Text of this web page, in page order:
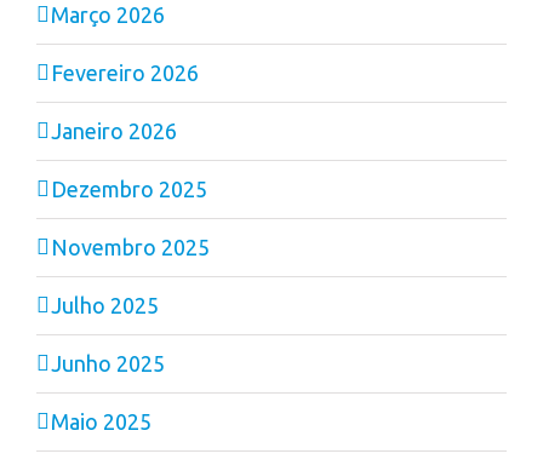
Março 2026
Fevereiro 2026
Janeiro 2026
Dezembro 2025
Novembro 2025
Julho 2025
Junho 2025
Maio 2025